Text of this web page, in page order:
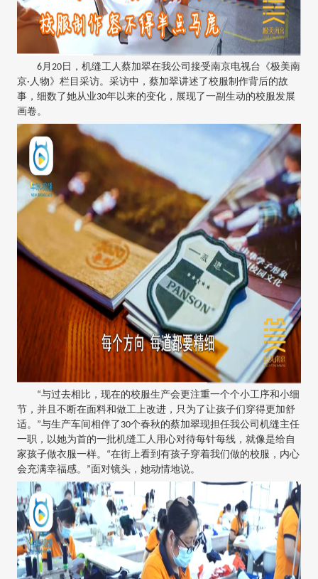
6月20日，机缝工人蔡加翠在我公司接受南京电视台《极美南
京·人物》栏目采访。采访中，蔡加翠讲述了校服制作背后的故
事，细数了她从业30年以来的变化，展现了一副生动的校服发展
画卷。
“与过去相比，现在的校服生产会更注重一个个小工序和小细
节，并且不断在面料和做工上改进，只为了让孩子们穿得更加舒
适。”与生产车间相伴了30个春秋的蔡加翠现担任我公司机缝主任
一职，以她为首的一批机缝工人用心对待每针每线，就像是给自
家孩子做衣服一样。“在街上看到有孩子穿着我们做的校服，内心
会充满幸福感。”面对镜头，她动情地说。